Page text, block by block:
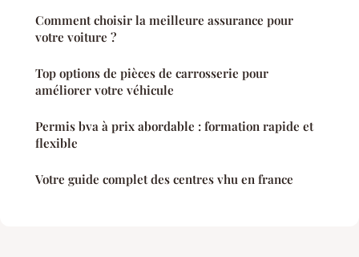
Comment choisir la meilleure assurance pour
votre voiture ?
Top options de pièces de carrosserie pour
améliorer votre véhicule
Permis bva à prix abordable : formation rapide et
flexible
Votre guide complet des centres vhu en france